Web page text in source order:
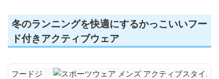
冬のランニングを快適にするかっこいいフー
ド付きアクティブウェア